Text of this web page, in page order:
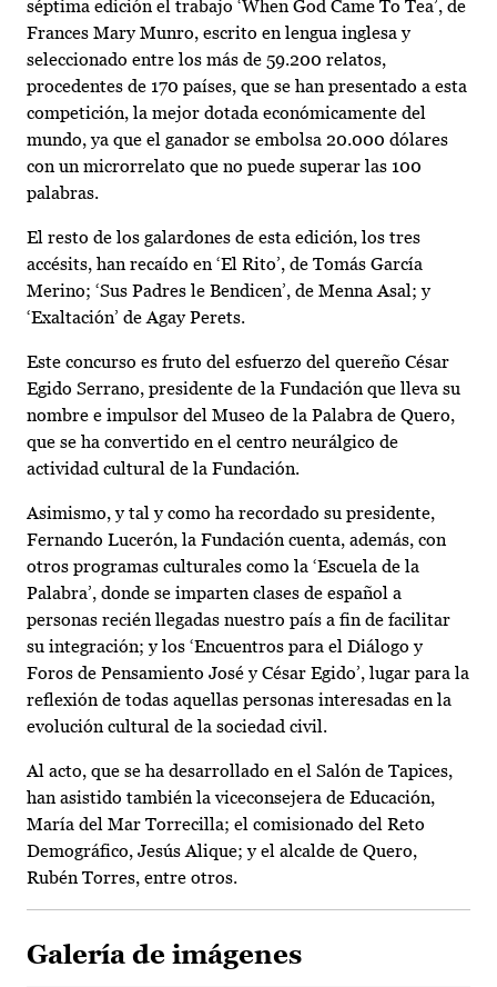
séptima edición el trabajo ‘When God Came To Tea’, de
Frances Mary Munro, escrito en lengua inglesa y
seleccionado entre los más de 59.200 relatos,
procedentes de 170 países, que se han presentado a esta
competición, la mejor dotada económicamente del
mundo, ya que el ganador se embolsa 20.000 dólares
con un microrrelato que no puede superar las 100
palabras.
El resto de los galardones de esta edición, los tres
accésits, han recaído en ‘El Rito’, de Tomás García
Merino; ‘Sus Padres le Bendicen’, de Menna Asal; y
‘Exaltación’ de Agay Perets.
Este concurso es fruto del esfuerzo del quereño César
Egido Serrano, presidente de la Fundación que lleva su
nombre e impulsor del Museo de la Palabra de Quero,
que se ha convertido en el centro neurálgico de
actividad cultural de la Fundación.
Asimismo, y tal y como ha recordado su presidente,
Fernando Lucerón, la Fundación cuenta, además, con
otros programas culturales como la ‘Escuela de la
Palabra’, donde se imparten clases de español a
personas recién llegadas nuestro país a fin de facilitar
su integración; y los ‘Encuentros para el Diálogo y
Foros de Pensamiento José y César Egido’, lugar para la
reflexión de todas aquellas personas interesadas en la
evolución cultural de la sociedad civil.
Al acto, que se ha desarrollado en el Salón de Tapices,
han asistido también la viceconsejera de Educación,
María del Mar Torrecilla; el comisionado del Reto
Demográfico, Jesús Alique; y el alcalde de Quero,
Rubén Torres, entre otros.
Galería de imágenes